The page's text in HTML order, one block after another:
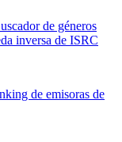
de géneros
inversa de ISRC
de emisoras de